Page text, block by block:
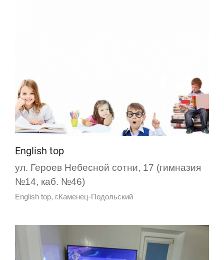
English top
ул. Героев Небесной сотни, 17 (гимназия
№14, каб. №46)
English top, г.Каменец-Подольский